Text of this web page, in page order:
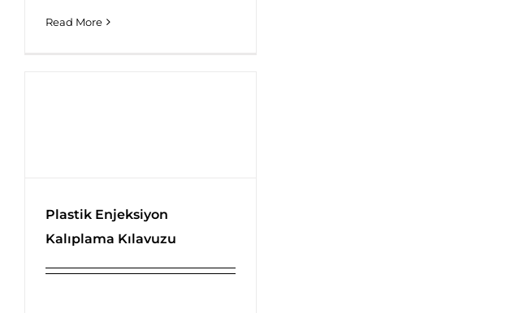
Read More
Plastik Enjeksiyon Kalıplama
Kılavuzu
Plastik Enjeksiyon
Kalıplama Kılavuzu